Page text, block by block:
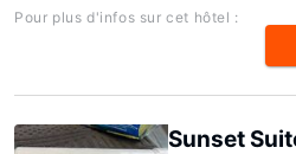
Pour plus d'infos sur cet hôtel :
Sunset